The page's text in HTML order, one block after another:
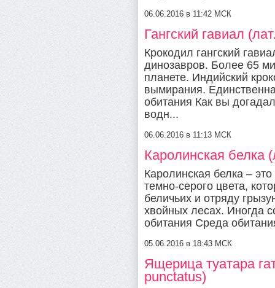
06.06.2016 в 11:42 МСК
Гангский гавиал
Крокодил гангский
динозавров. Более 65
планете. Индийский
вымирания.
обитания Как вы
водн...
06.06.2016 в 11:13 МСК
Каролинская белка
Каролинская белка –
темно-серого цвета,
беличьих и отряду
хвойных лесах. Иногда
обитания Среда
05.06.2016 в 18:43 МСК
Ящерица туатара
punctatus)